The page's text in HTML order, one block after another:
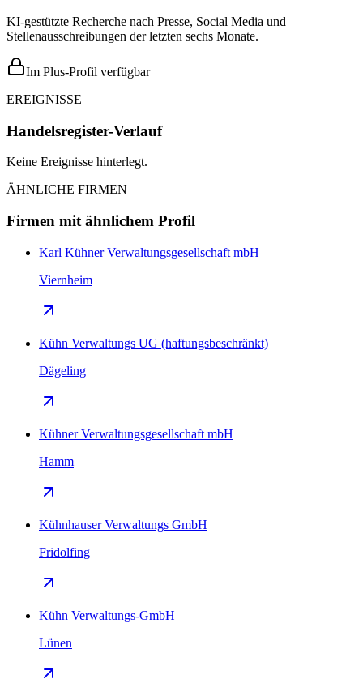
KI-gestützte Recherche nach Presse, Social Media und
Stellenausschreibungen der letzten sechs Monate.
Im Plus-Profil verfügbar
EREIGNISSE
Handelsregister-Verlauf
Keine Ereignisse hinterlegt.
ÄHNLICHE FIRMEN
Firmen mit ähnlichem Profil
Karl Kühner Verwaltungsgesellschaft mbH
Viernheim
Kühn Verwaltungs UG (haftungsbeschränkt)
Dägeling
Kühner Verwaltungsgesellschaft mbH
Hamm
Kühnhauser Verwaltungs GmbH
Fridolfing
Kühn Verwaltungs-GmbH
Lünen